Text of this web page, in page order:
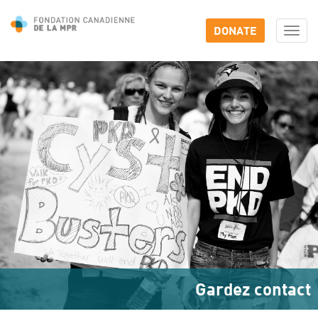
DONATE
Gardez contact